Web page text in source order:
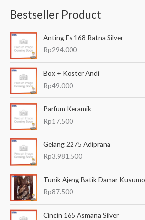
c
a
u
n
u
Bestseller Product
Anting Es 168 Ratna Silver
Rp294.000
Box + Koster Andi
Rp49.000
Parfum Keramik
Rp17.500
Gelang 2275 Adiprana
Rp3.981.500
Tunik Ajeng Batik Damar Kusumo
Rp87.500
Cincin 165 Asmana Silver